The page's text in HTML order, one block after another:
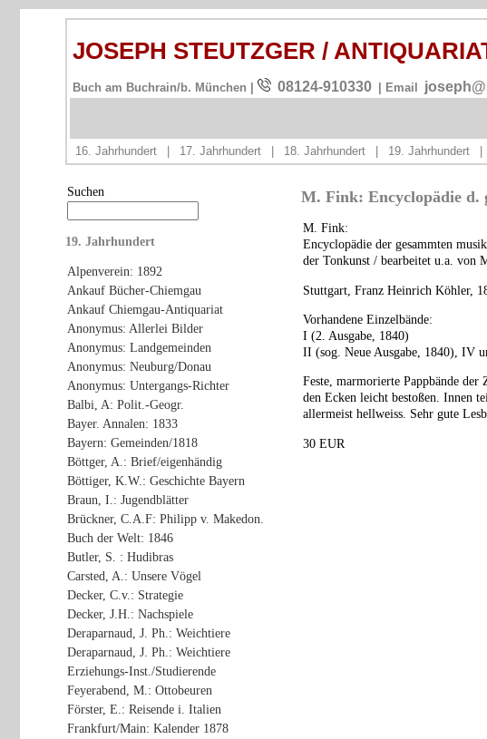
JOSEPH STEUTZGER /
Buch am Buchrain/b. München | 08124-910330 | Email
16. Jahrhundert
17. Jahrhundert 18. Jahrhundert 19. Jahrhundert
Suchen
19. Jahrhundert
Alpenverein: 1892
Ankauf Bücher-Chiemgau
Ankauf Chiemgau-Antiquariat
Anonymus: Allerlei Bilder
Anonymus: Landgemeinden
Anonymus: Neuburg/Donau
Anonymus: Untergangs-Richter
Balbi, A: Polit.-Geogr.
Bayer. Annalen: 1833
Bayern: Gemeinden/1818
Böttger, A.: Brief/eigenhändig
Böttiger, K.W.: Geschichte Bayern
Braun, I.: Jugendblätter
Brückner, C.A.F: Philipp v. Makedon.
Buch der Welt: 1846
Butler, S. : Hudibras
Carsted, A.: Unsere Vögel
Decker, C.v.: Strategie
Decker, J.H.: Nachspiele
Deraparnaud, J. Ph.: Weichtiere
Deraparnaud, J. Ph.: Weichtiere
Erziehungs-Inst./Studierende
Feyerabend, M.: Ottobeuren
Förster, E.: Reisende i. Italien
Frankfurt/Main: Kalender 1878
M. Fink: Encyclopädie d.
M. Fink:
Encyclopädie der gesammten
der Tonkunst / bearbeitet u.a.
Stuttgart, Franz Heinrich Köhler,
Vorhandene Einzelbände:
I (2. Ausgabe, 1840)
II (sog. Neue Ausgabe, 1840), IV
Feste, marmorierte Pappbände
den Ecken leicht bestoßen. Innen
allermeist hellweiss. Sehr gute
30 EUR